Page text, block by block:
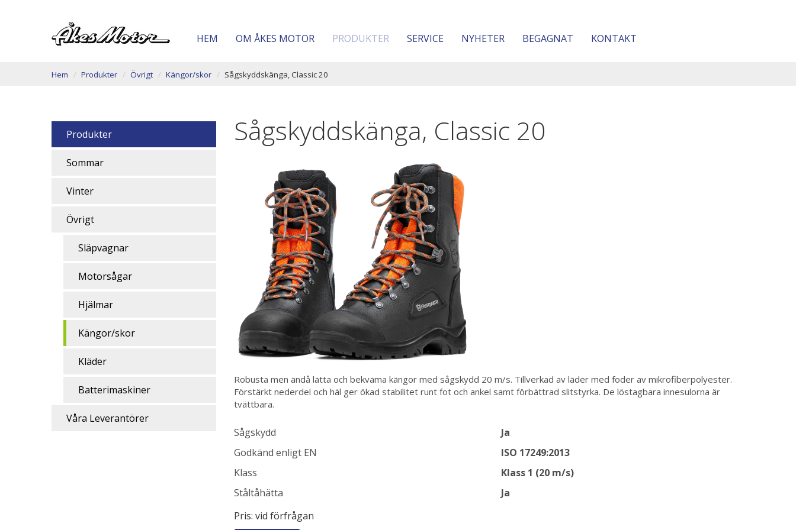
HEM OM ÅKES MOTOR PRODUKTER SERVICE NYHETER BEGAGNAT KONTAKT
Hem Produkter Övrigt Kängor/skor Sågskyddskänga, Classic 20
Produkter
Sommar
Vinter
Övrigt
Släpvagnar
Motorsågar
Hjälmar
Kängor/skor
Kläder
Batterimaskiner
Våra Leverantörer
Sågskyddskänga, Classic 20
Robusta men ändå lätta och bekväma kängor med sågskydd 20 m/s. Tillverkad av läder med foder av mikrofiberpolyester.
Förstärkt nederdel och häl ger ökad stabilitet runt fot och ankel samt förbättrad slitstyrka. De löstagbara innesulorna är
tvättbara.
Sågskydd
Ja
Godkänd enligt EN
ISO 17249:2013
Klass
Klass 1 (20 m/s)
Ståltåhätta
Ja
Pris: vid förfrågan